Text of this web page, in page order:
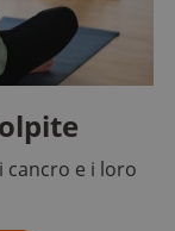
cancro e i loro